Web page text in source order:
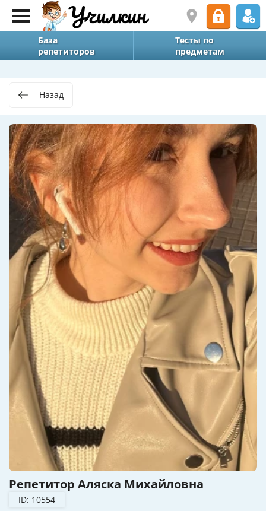
База
репетиторов
Тесты по
предметам
Назад
Репетитор Аляска Михайловна
ID: 10554